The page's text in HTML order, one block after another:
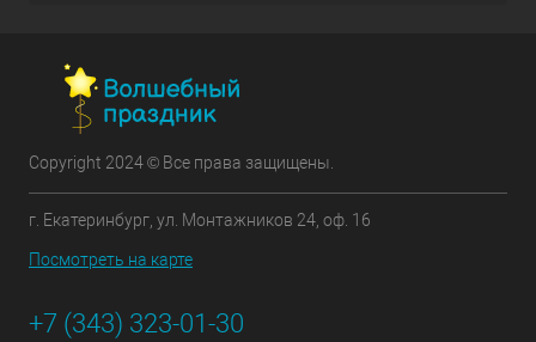
Copyright 2024 © Все права защищены.
г. Екатеринбург, ул. Монтажников 24, оф. 16
Посмотреть на карте
+7 (343) 323-01-30